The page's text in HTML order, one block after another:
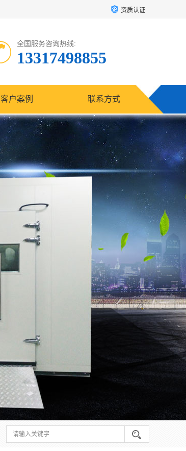
资质认证
全国服务咨询热线:
13317498855
客户案例 联系方式